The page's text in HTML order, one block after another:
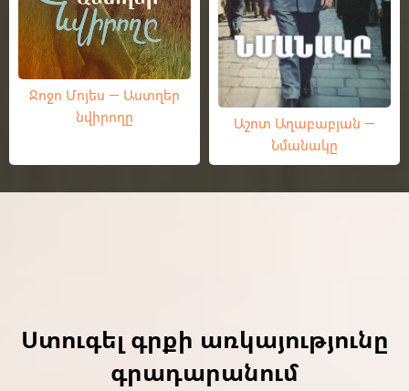
Ջոջո Մոյես — Աստղեր
նվիրողը
Աշոտ Աղաբաբյան —
Նմանակը
Ստուգել գրքի առկայությունը
գրադարանում